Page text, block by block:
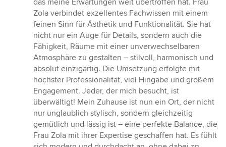
das meine Erwartungen weit übertroffen hat. Frau
Zola verbindet exzellentes Fachwissen mit einem
feinen Sinn für Ästhetik und Funktionalität. Sie hat
nicht nur ein Auge für Details, sondern auch die
Fähigkeit, Räume mit einer unverwechselbaren
Atmosphäre zu gestalten – stilvoll, harmonisch und
absolut einzigartig. Die Umsetzung erfolgte mit
höchster Professionalität, viel Hingabe und großem
Engagement. Jeder, der mich besucht, ist
überwältigt! Mein Zuhause ist nun ein Ort, der nicht
nur unglaublich stylisch, sondern gleichzeitig
gemütlich und lässig ist – eine perfekte Balance, die
Frau Zola mit ihrer Expertise geschaffen hat. Es fühlt